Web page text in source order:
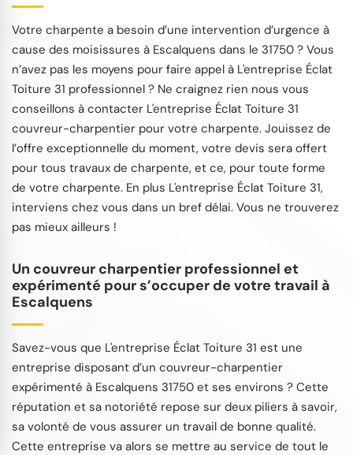
Votre charpente a besoin d’une intervention d’urgence à
cause des moisissures à Escalquens dans le 31750 ? Vous
n’avez pas les moyens pour faire appel à L'entreprise Éclat
Toiture 31 professionnel ? Ne craignez rien nous vous
conseillons à contacter L'entreprise Éclat Toiture 31
couvreur-charpentier pour votre charpente. Jouissez de
l’offre exceptionnelle du moment, votre devis sera offert
pour tous travaux de charpente, et ce, pour toute forme
de votre charpente. En plus L'entreprise Éclat Toiture 31,
interviens chez vous dans un bref délai. Vous ne trouverez
pas mieux ailleurs !
Un couvreur charpentier professionnel et
expérimenté pour s’occuper de votre travail à
Escalquens
Savez-vous que L'entreprise Éclat Toiture 31 est une
entreprise disposant d’un couvreur-charpentier
expérimenté à Escalquens 31750 et ses environs ? Cette
réputation et sa notoriété repose sur deux piliers à savoir,
sa volonté de vous assurer un travail de bonne qualité.
Cette entreprise va alors se mettre au service de tout le